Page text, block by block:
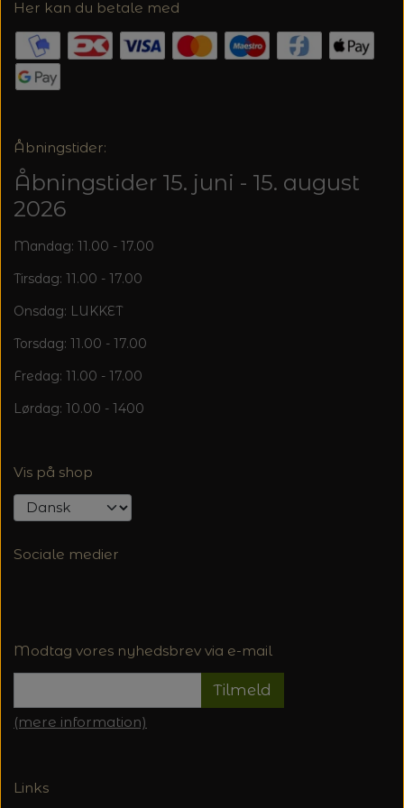
TRYKLÅSE
Her kan du betale med
Åbningstider:
Åbningstider 15. juni - 15. august
2026
Mandag: 11.00 - 17.00
Tirsdag: 11.00 - 17.00
Onsdag: LUKKET
Torsdag: 11.00 - 17.00
Fredag: 11.00 - 17.00
Lørdag: 10.00 - 1400
Vis på shop
Sociale medier
Modtag vores nyhedsbrev via e-mail
Tilmeld
(mere information)
Links